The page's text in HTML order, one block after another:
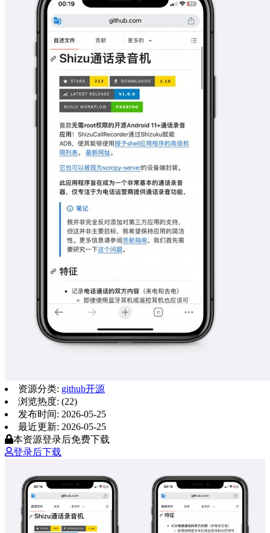
资源分类: github开源
浏览热度: (22)
发布时间: 2026-05-25
最近更新: 2026-05-25
本资源登录后免费下载
登录后下载